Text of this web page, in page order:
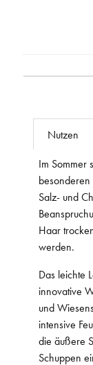
Nutzen
Im Sommer
besonderen
Salz- und
Haar
werden.
Das leichte
innovative
und
intensive
die äußere
Schuppen